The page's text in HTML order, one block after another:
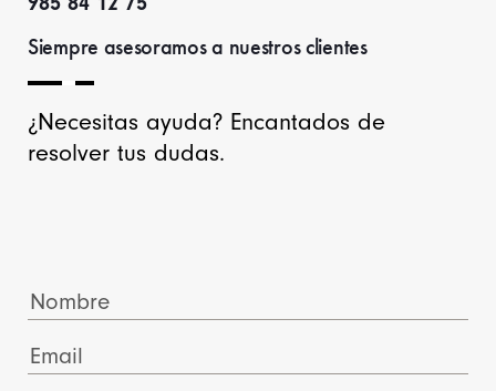
Siempre asesoramos a nuestros clientes
¿Necesitas ayuda? Encantados de
resolver tus dudas.